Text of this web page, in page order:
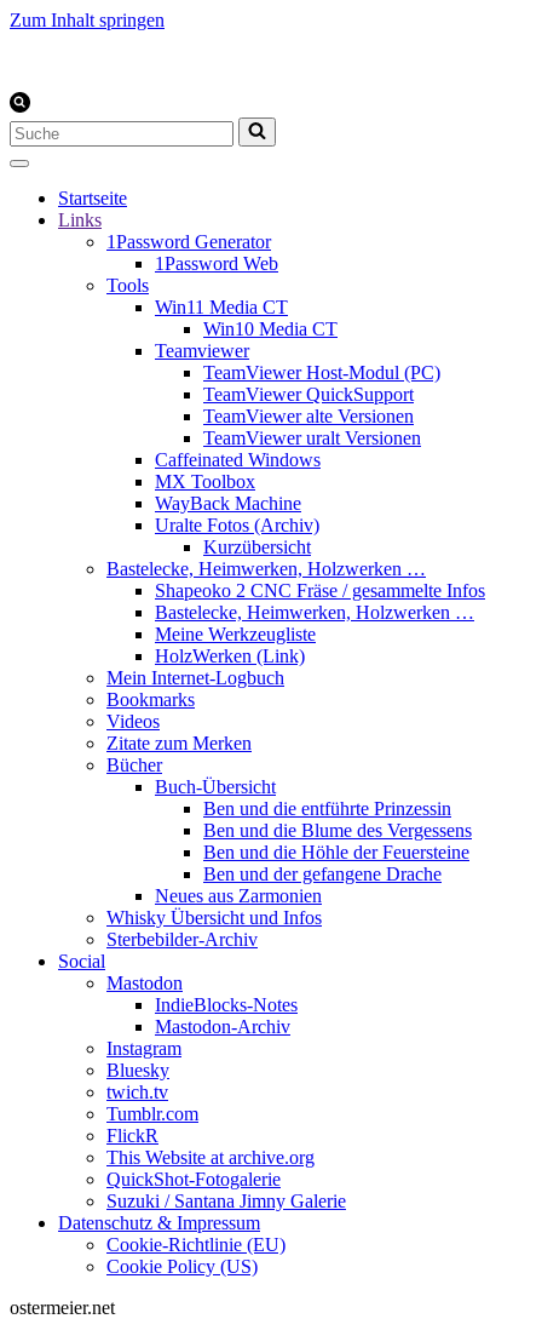
Zum Inhalt springen
Suchen
nach …
Startseite
Links
1Password Generator
1Password Web
Tools
Win11 Media CT
Win10 Media CT
Teamviewer
TeamViewer Host-Modul (PC)
TeamViewer QuickSupport
TeamViewer alte Versionen
TeamViewer uralt Versionen
Caffeinated Windows
MX Toolbox
WayBack Machine
Uralte Fotos (Archiv)
Kurzübersicht
Bastelecke, Heimwerken, Holzwerken …
Shapeoko 2 CNC Fräse / gesammelte Infos
Bastelecke, Heimwerken, Holzwerken …
Meine Werkzeugliste
HolzWerken (Link)
Mein Internet-Logbuch
Bookmarks
Videos
Zitate zum Merken
Bücher
Buch-Übersicht
Ben und die entführte Prinzessin
Ben und die Blume des Vergessens
Ben und die Höhle der Feuersteine
Ben und der gefangene Drache
Neues aus Zarmonien
Whisky Übersicht und Infos
Sterbebilder-Archiv
Social
Mastodon
IndieBlocks-Notes
Mastodon-Archiv
Instagram
Bluesky
twich.tv
Tumblr.com
FlickR
This Website at archive.org
QuickShot-Fotogalerie
Suzuki / Santana Jimny Galerie
Datenschutz & Impressum
Cookie-Richtlinie (EU)
Cookie Policy (US)
ostermeier.net